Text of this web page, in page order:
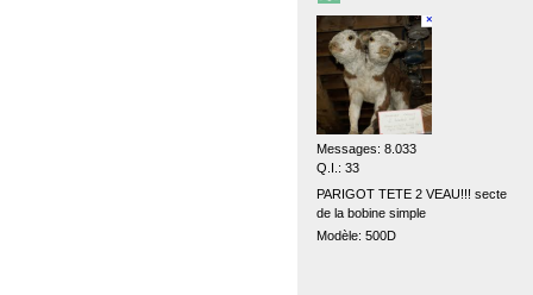
Messages: 8.033
Q.I.: 33
PARIGOT TETE 2 VEAU!!! secte
de la bobine simple
Modèle: 500D